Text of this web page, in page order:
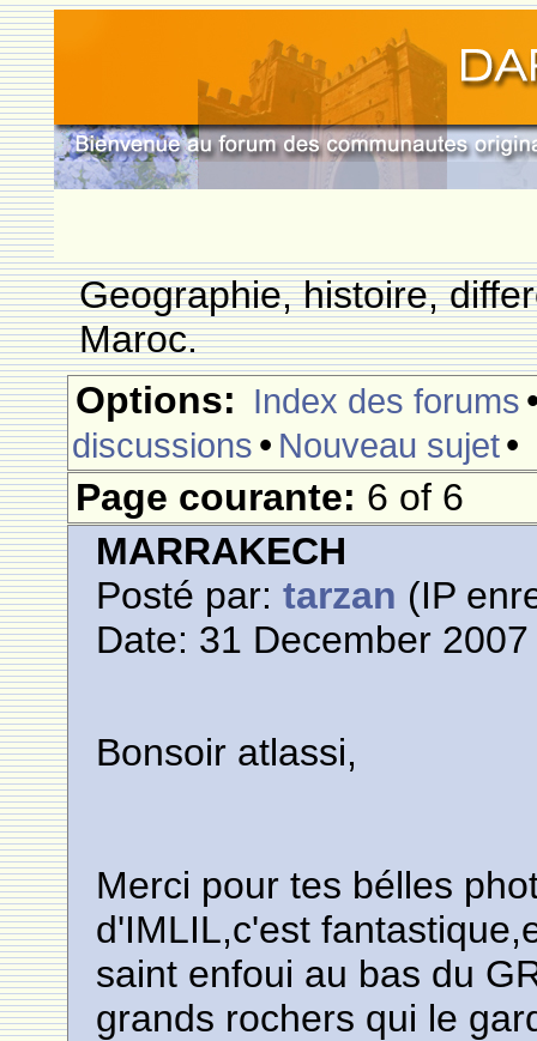
Geographie, histoire,
Maroc.
Options: Index des forums
discussions • Nouveau sujet•
Page courante: 6 of 6
MARRAKECH
Posté par:tarzan (IP
Date: 31 December
Bonsoir atlassi,
Merci pour tes bélles
d'IMLIL,c'est
saint enfoui au bas du
grands rochers qui le